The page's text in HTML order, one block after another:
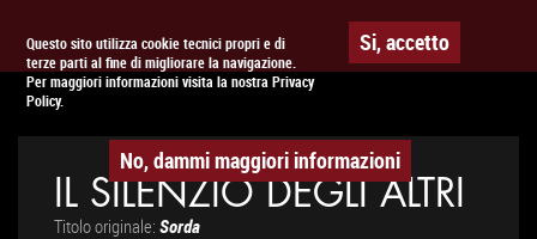
Questo sito utilizza cookie tecnici propri e di
terze parti al fine di migliorare la navigazione.
Per maggiori informazioni visita la nostra Privacy
Policy.
Si, accetto
No, dammi maggiori informazioni
APPUNTAMENTO AL CINEMA
IL SILENZIO DEGLI ALTRI
Titolo originale: Sorda